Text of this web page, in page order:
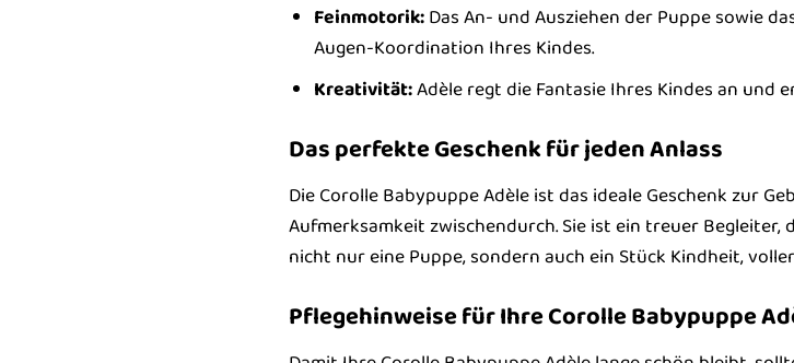
Feinmotorik:Das An- und Ausziehen der Puppe sowie
Augen-Koordination Ihres Kindes.
Kreativität:Adèle regt die Fantasie Ihres Kindes an und
Das perfekte Geschenk für jeden Anlass
Die Corolle Babypuppe Adèle ist das ideale Geschenk zur
Aufmerksamkeit zwischendurch. Sie ist ein treuer
nicht nur eine Puppe, sondern auch ein Stück Kindheit,
Pflegehinweise für Ihre Corolle Babypuppe